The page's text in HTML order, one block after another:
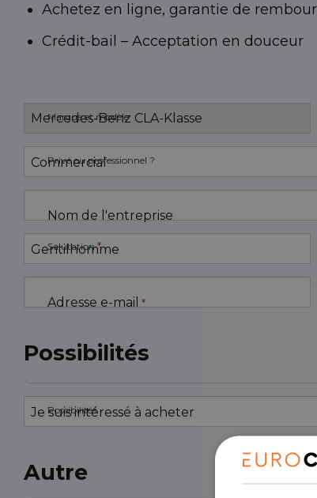
Achetez en ligne, garantie de
Crédit-bail – Acceptation en douceur
Marque et modèle
Privé ou professionnel ?
Nom de l'entreprise
Salutation *
Adresse e-mail *
Possibilités
Possibilités
Autre